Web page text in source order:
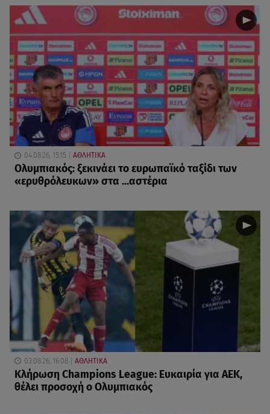
04.08.26, 15:15 ΑΘΛΗΤΙΚΑ
Ολυμπιακός: ξεκινάει το ευρωπαϊκό ταξίδι των
«ερυθρόλευκων» στα ...αστέρια
03.08.26, 16:08 ΑΘΛΗΤΙΚΑ
Κλήρωση Champions League: Ευκαιρία για ΑΕΚ,
θέλει προσοχή ο Ολυμπιακός